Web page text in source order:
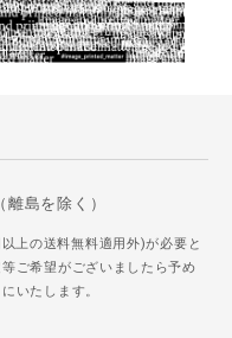
島を除く）
上の送料無料適用外)が必要と
ご希望がございましたら予め
いたします。